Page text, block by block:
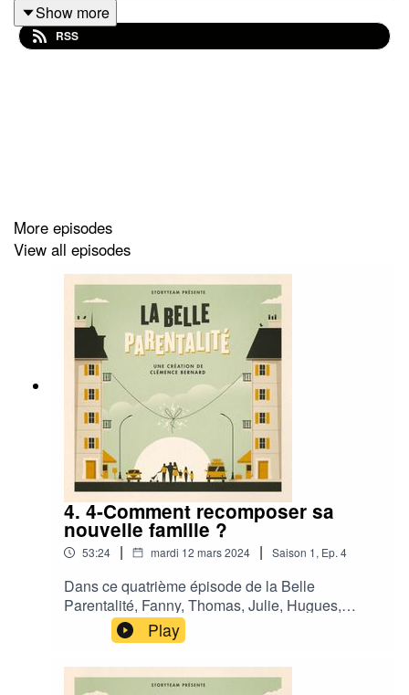
Car l’Amour dansLa Belle-Parentalité, ce n’est pas
toujours une évidence !
Belle écoute !
@agencestoryteam
https://www.instagram.com/agencestoryteam?
igsh=MTBteno4OTE5YmJ6ZQ%3D%3D&utm_source=qr
www.storyteam.fr
Show more
RSS
More episodes
View all episodes
4. 4-Comment recomposer sa
nouvelle famille ?
53:24 | mardi 12 mars 2024 | Saison 1, Ep. 4
Dans ce quatrième épisode de la Belle
Parentalité, Fanny, Thomas, Julie, Hugues,
Catherine et Maeva, nous parlent de
construction/re-construction et de tous les efforts
fournis pour bâtir des liens solides avec les
membres de leur famille.Car réussir à faire
Play